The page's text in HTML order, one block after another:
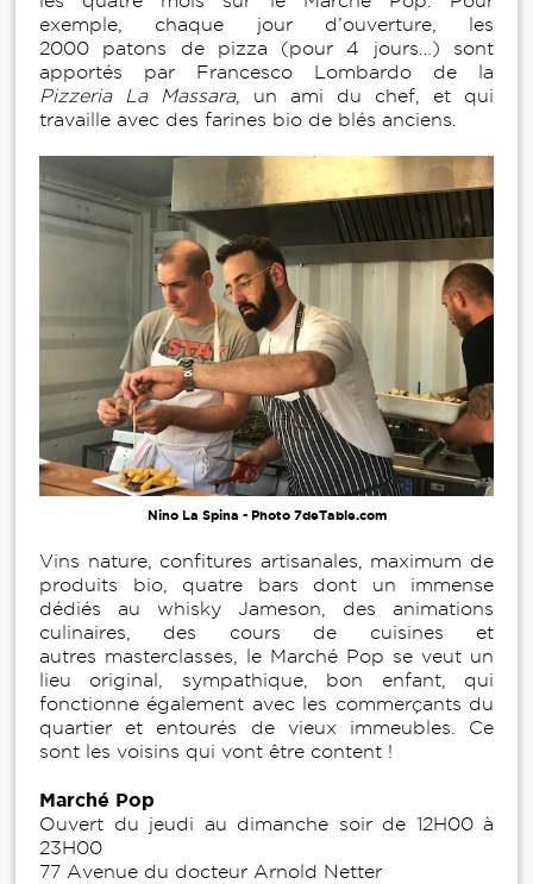
exemple, chaque jour d’ouverture, les
2000 patons de pizza (pour 4 jours…) sont
apportés par Francesco Lombardo de la
Pizzeria La Massara, un ami du chef, et qui
travaille avec des farines bio de blés anciens.
Nino La Spina - Photo 7deTable.com
Vins nature, confitures artisanales, maximum de
produits bio, quatre bars dont un immense
dédiés au whisky Jameson, des animations
culinaires, des cours de cuisines et
autres masterclasses, le Marché Pop se veut un
lieu original, sympathique, bon enfant, qui
fonctionne également avec les commerçants du
quartier et entourés de vieux immeubles. Ce
sont les voisins qui vont être content !
Marché Pop
Ouvert du jeudi au dimanche soir de 12H00 à
23H00
77 Avenue du docteur Arnold Netter